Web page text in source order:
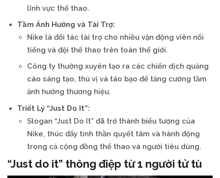
lĩnh vực thể thao.
Tầm Ảnh Hưởng và Tài Trợ:
Nike là đối tác tài trợ cho nhiều vận động viên nổi
tiếng và đội thể thao trên toàn thế giới.
Công ty thường xuyên tạo ra các chiến dịch quảng
cáo sáng tạo, thú vị và táo bạo để tăng cường tầm
ảnh hưởng thương hiệu.
Triết Lý “Just Do It”:
Slogan “Just Do It” đã trở thành biểu tượng của
Nike, thúc đẩy tinh thần quyết tâm và hành động
trong cả cộng đồng thể thao và người tiêu dùng.
“Just do it” thông điệp từ 1 người tử tù